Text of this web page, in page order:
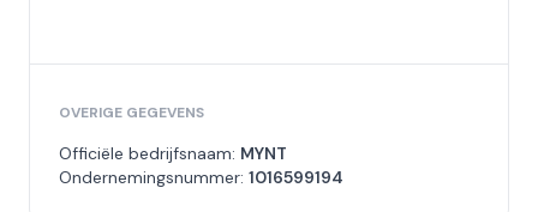
OVERIGE GEGEVENS
Officiële bedrijfsnaam: MYNT
Ondernemingsnummer: 1016599194